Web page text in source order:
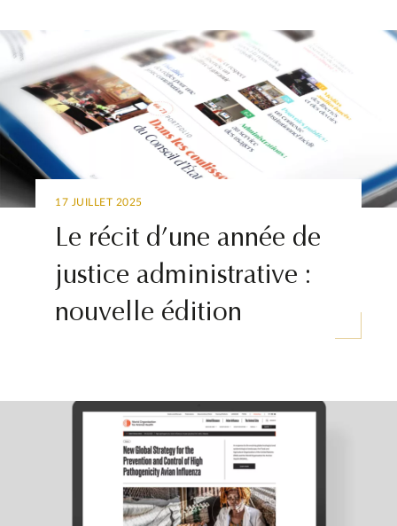
17 JUILLET 2025
Le récit d’une année de
justice administrative :
nouvelle édition